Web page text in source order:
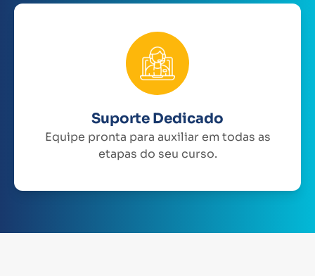
Suporte Dedicado
Equipe pronta para auxiliar em todas as
etapas do seu curso.